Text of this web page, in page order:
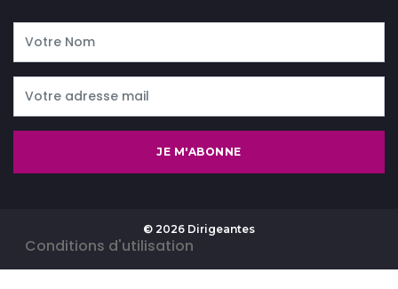
JE M'ABONNE
© 2026 Dirigeantes
Conditions d'utilisation